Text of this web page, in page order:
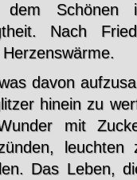
Schönen
Nach
davon
hinein zu
mit
leuchten
Das Leben,